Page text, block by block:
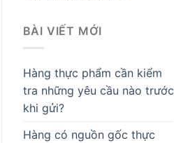
BÀI VIẾT MỚI
Hàng thực phẩm cần kiểm
tra những yêu cầu nào trước
khi gửi?
Hàng có nguồn gốc thực